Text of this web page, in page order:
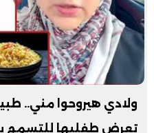
ولادي هيروحوا مني..
تعرض طفليها للتسمم